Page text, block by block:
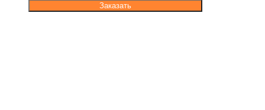
Заказать